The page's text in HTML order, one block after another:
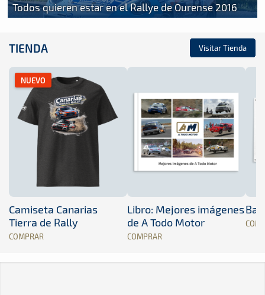
Todos quieren estar en el Rallye de Ourense 2016
TIENDA Visitar Tienda
NUEVO
Camiseta Canarias
Tierra de Rally
COMPRAR
Libro: Mejores imágenes
de A Todo Motor
COMPRAR